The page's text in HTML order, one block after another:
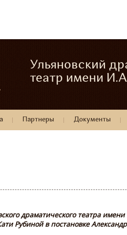
Ульяновский
театр имени
Партнеры Документы
драматического театра
Рубиной в постановке